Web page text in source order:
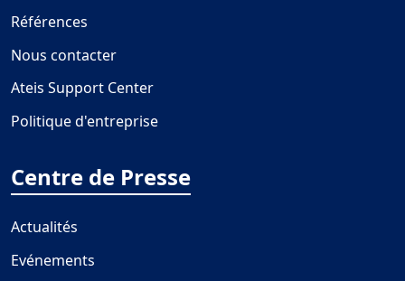
Références
Nous contacter
Ateis Support Center
Politique d'entreprise
Centre de Presse
Actualités
Evénements